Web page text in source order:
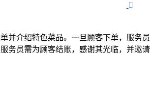

并介绍特色菜品。一旦顾客下单，服务员
务员需为顾客结账，感谢其光临，并邀请